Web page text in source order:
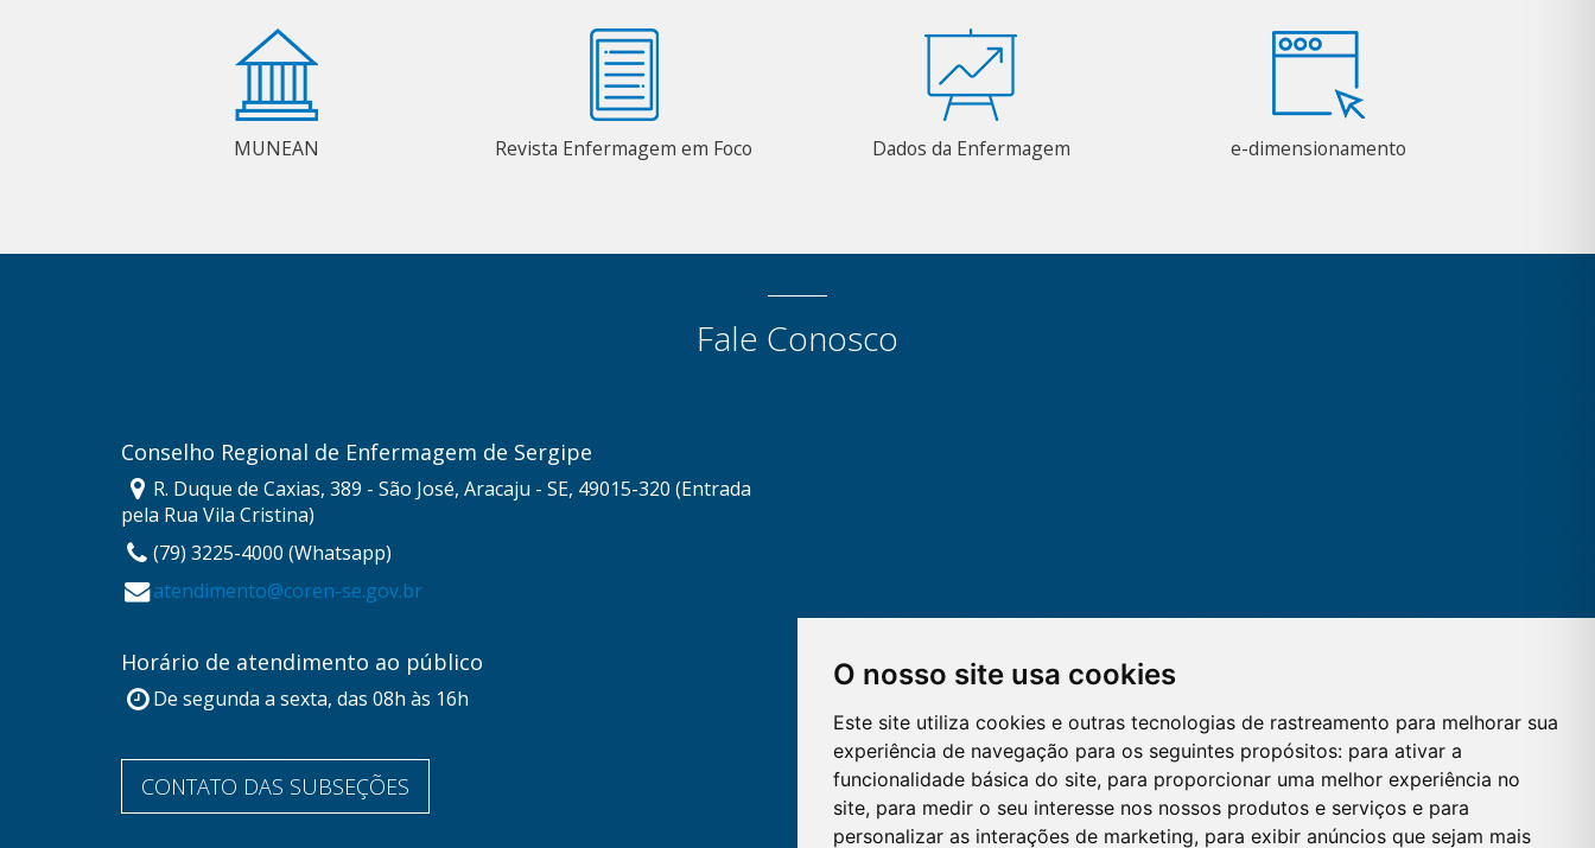
O nosso site usa cookies
Este site utiliza cookies e outras tecnologias de rastreamento para melhorar sua
experiência de navegação para os seguintes propósitos: para ativar a
funcionalidade básica do site, para proporcionar uma melhor experiência no
site, para medir o seu interesse nos nossos produtos e serviços e para
personalizar as interações de marketing, para exibir anúncios que sejam mais
MUNEAN Revista Enfermagem em Foco Dados da Enfermagem e-dimensionamento
Fale Conosco
Conselho Regional de Enfermagem de Sergipe
R. Duque de Caxias, 389 - São José, Aracaju - SE, 49015-320 (Entrada
pela Rua Vila Cristina)
(79) 3225-4000 (Whatsapp)
atendimento@coren-se.gov.br
Horário de atendimento ao público
De segunda a sexta, das 08h às 16h
CONTATO DAS SUBSEÇÕES